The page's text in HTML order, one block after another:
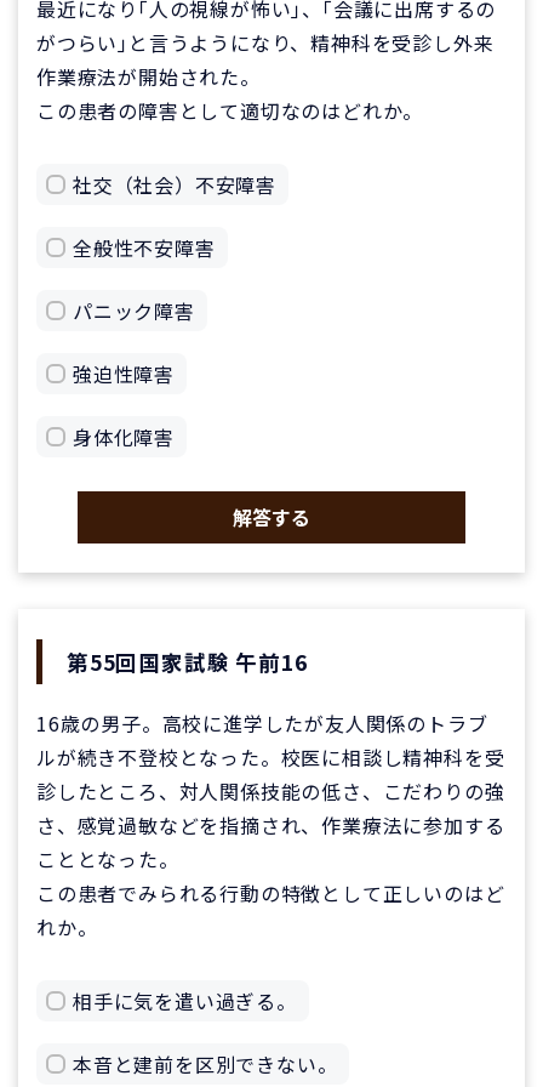
最近になり｢人の視線が怖い｣、｢会議に出席するの
がつらい｣と言うようになり、精神科を受診し外来
作業療法が開始された。
この患者の障害として適切なのはどれか。
社交（社会）不安障害
全般性不安障害
パニック障害
強迫性障害
身体化障害
解答する
第55回国家試験 午前16
16歳の男子。高校に進学したが友人関係のトラブ
ルが続き不登校となった。校医に相談し精神科を受
診したところ、対人関係技能の低さ、こだわりの強
さ、感覚過敏などを指摘され、作業療法に参加する
こととなった。
この患者でみられる行動の特徴として正しいのはど
れか。
相手に気を遣い過ぎる。
本音と建前を区別できない。